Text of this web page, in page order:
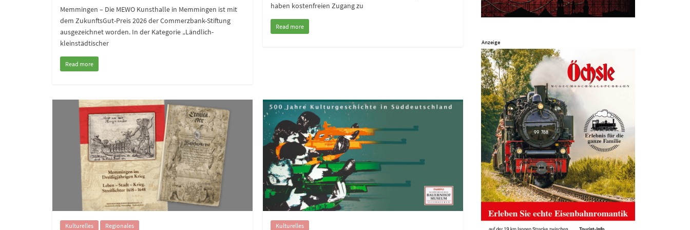
Memmingen – Die MEWO Kunsthalle in Memmingen ist mit
dem ZukunftsGut-Preis 2026 der Commerzbank-Stiftung
ausgezeichnet worden. In der Kategorie „Ländlich-
kleinstädtischer
Read more
haben kostenfreien Zugang zu
Read more
Kulturelles Regionales Kulturelles
Anzeige